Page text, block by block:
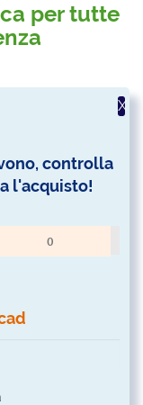
per tutte
X
controlla
l'acquisto!